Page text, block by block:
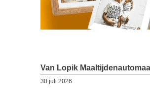
Van Lopik
30 juli 2026